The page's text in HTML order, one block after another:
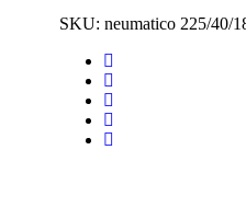
cantidad
SKU: neumatico 225/40/